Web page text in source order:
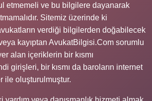
etmemeli ve bu bilgilere dayanarak
Sitemiz üzerinde ki
verdiği bilgilerden doğabilecek
kayıptan AvukatBilgisi.Com sorumlu
alan içeriklerin bir kısmı
girişleri, bir kısmı da baroların internet
ile oluşturulmuştur.